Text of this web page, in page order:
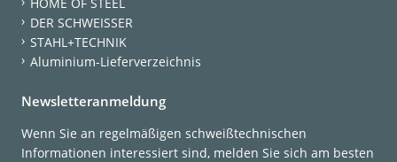
DER SCHWEISSER
STAHL+TECHNIK
Aluminium-Lieferverzeichnis
Newsletteranmeldung
Wenn Sie an regelmäßigen schweißtechnischen
Informationen interessiert sind, melden Sie sich am besten